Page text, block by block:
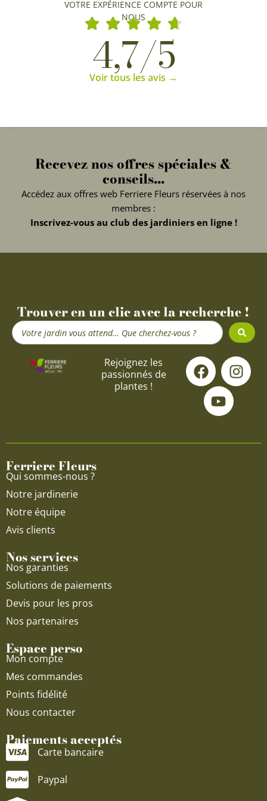
VOTRE EXPÉRIENCE COMPTE POUR
NOUS
4,7/5
Voir tous les avis →
Recevez nos offres spéciales &
conseils...
Accédez aux offres web Ferriere Fleurs réservées à nos
membres :
Inscrivez-vous au club des jardiniers en ligne !
Trouver en un clic avec la recherche !
Search
...
Rejoignez les
passionnés de
plantes !
F
a
c
e
o
I
n
s
g
Y
o
u
t
u
b
Ferriere Fleurs
Qui sommes-nous ?
Notre jardinerie
Notre équipe
Avis clients
Nos services
Nos garanties
Solutions de paiements
Devis pour les pros
Nos partenaires
Espace perso
Mon compte
Mes commandes
Points fidélité
Nous contacter
Paiements acceptés
Carte bancaire
Paypal